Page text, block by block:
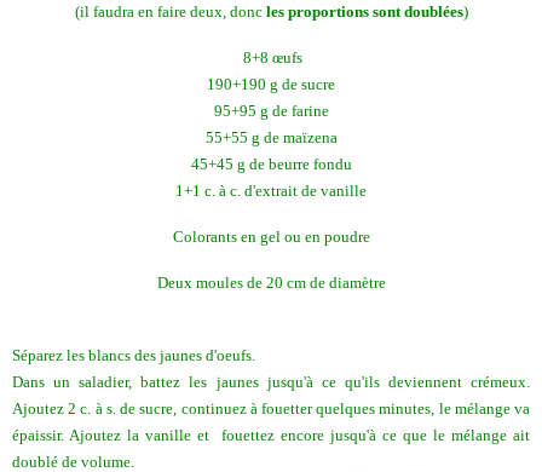
(il faudra en faire deux, donc les proportions sont doublées)
8+8 œufs
190+190 g de sucre
95+95 g de farine
55+55 g de maïzena
45+45 g de beurre fondu
1+1 c. à c. d'extrait de vanille
Colorants en gel ou en poudre
Deux moules de 20 cm de diamètre
Séparez les blancs des jaunes d'oeufs.
Dans un saladier, battez les jaunes jusqu'à ce qu'ils deviennent crémeux.
Ajoutez 2 c. à s. de sucre, continuez à fouetter quelques minutes, le mélange va
épaissir. Ajoutez la vanille et fouettez encore jusqu'à ce que le mélange ait
doublé de volume.